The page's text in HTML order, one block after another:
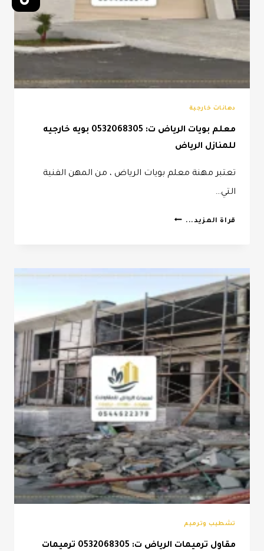
دهانات خارجية
معلم بويات الرياض ت: 0532068305 بويه خارجيه
للمنازل الرياض
تعتبر مهنة معلم بويات الرياض ، من المهن الفنية
التي…
قراة المزيد... معلم
0532068305
بويه
خارجيه
للمنازل
الرياض
تشطيب وترميم
مقاول ترميمات الرياض ت: 0532068305 ترميمات